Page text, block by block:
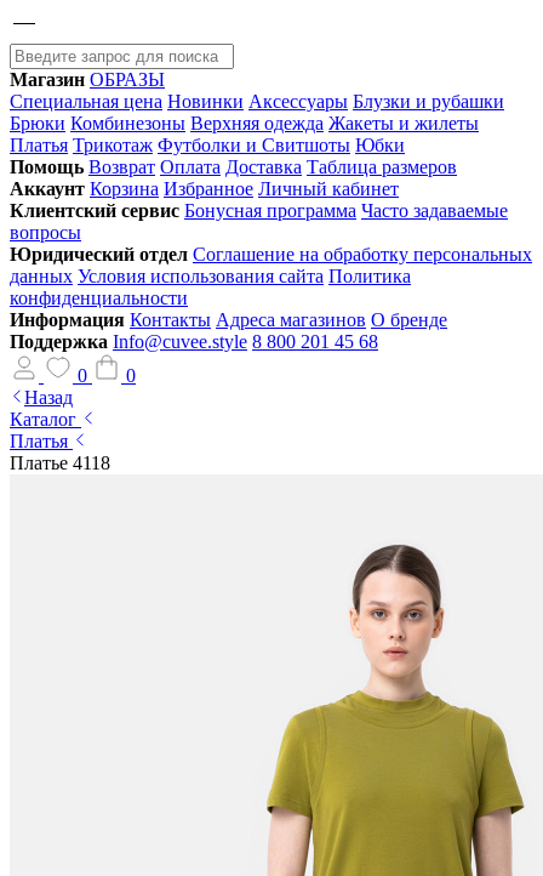
Магазин ОБРАЗЫ
Специальная цена Новинки Аксессуары Блузки и рубашки
Брюки Комбинезоны Верхняя одежда Жакеты и жилеты
Платья Трикотаж Футболки и Свитшоты Юбки
Помощь Возврат Оплата Доставка Таблица размеров
Аккаунт Корзина Избранное Личный кабинет
Клиентский сервис Бонусная программа Часто задаваемые
вопросы
Юридический отдел Соглашение на обработку персональных
данных Условия использования сайта Политика
конфиденциальности
Информация Контакты Адреса магазинов О бренде
Поддержка Info@cuvee.style 8 800 201 45 68
0
0
Назад
Каталог
Платья
Платье 4118